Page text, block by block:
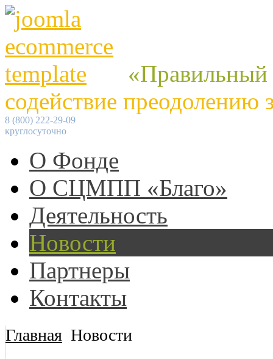
содействие преодолению
8 (800) 222-29-09
круглосуточно
О Фонде
О СЦМПП «Благо»
Деятельность
Новости
Партнеры
Контакты
Главная Новости